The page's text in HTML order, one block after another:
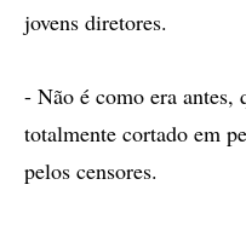
jovens diretores.
- Não é como era antes,
totalmente cortado em
pelos censores.